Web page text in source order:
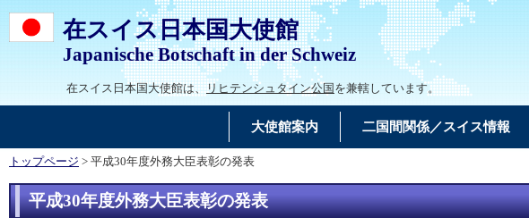
在スイス日本国大使館
Japanische Botschaft in der Schweiz
在スイス日本国大使館は、リヒテンシュタイン公国 を兼轄しています。
大使館案内 二国間関係／スイス情報
トップページ > 平成30年度外務大臣表彰の発表
平成30年度外務大臣表彰の発表